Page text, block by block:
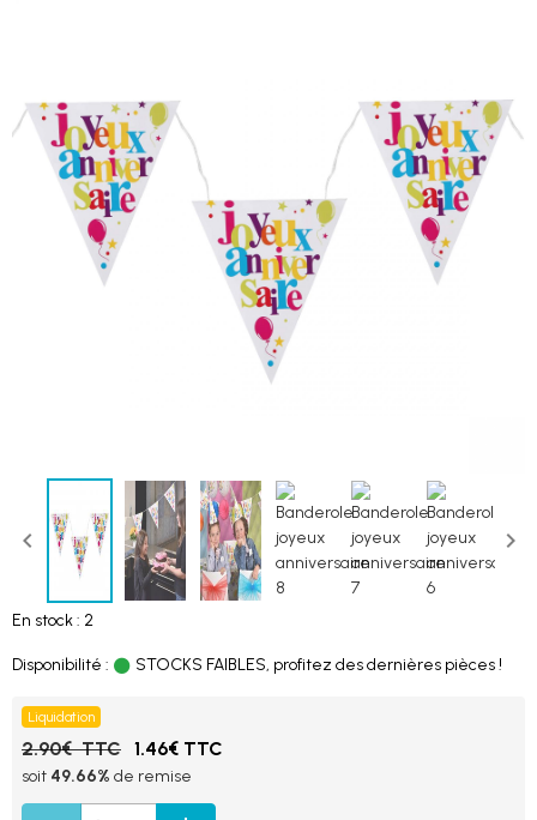
En stock : 2
Disponibilité : STOCKS FAIBLES, profitez des dernières pièces !
Liquidation
2.90€ TTC 1.46€ TTC
soit 49.66% de remise